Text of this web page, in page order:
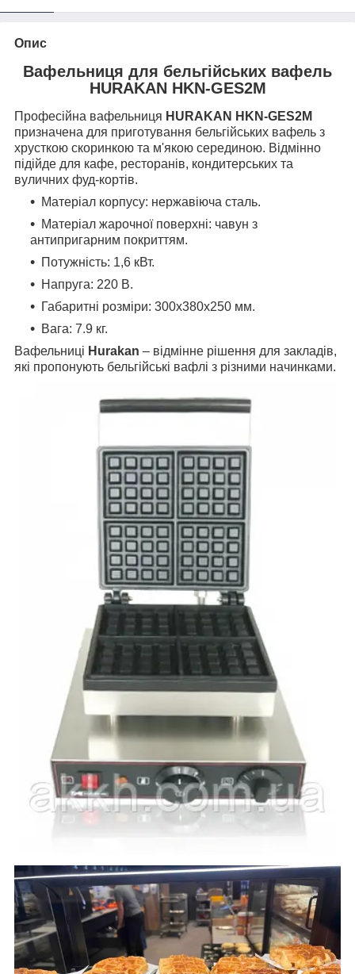
Опис
Вафельниця для бельгійських вафель
HURAKAN HKN-GES2M
Професійна вафельниця HURAKAN HKN-GES2M
призначена для приготування бельгійських вафель з
хрусткою скоринкою та м'якою серединою. Відмінно
підійде для кафе, ресторанів, кондитерських та
вуличних фуд-кортів.
Матеріал корпусу: нержавіюча сталь.
Матеріал жарочної поверхні: чавун з
антипригарним покриттям.
Потужність: 1,6 кВт.
Напруга: 220 В.
Габаритні розміри: 300x380x250 мм.
Вага: 7.9 кг.
Вафельниці Hurakan – відмінне рішення для закладів,
які пропонують бельгійські вафлі з різними начинками.